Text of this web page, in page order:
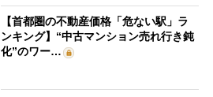
【首都圏の不動産価格「危ない駅」ラ
ンキング】“中古マンション売れ行き鈍
化”のワー…